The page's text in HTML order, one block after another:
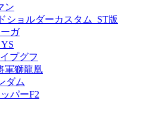
ン
ショルダーカスタム_ST版
ガ
プグフ
軍獅龍凰
ダム
パーF2